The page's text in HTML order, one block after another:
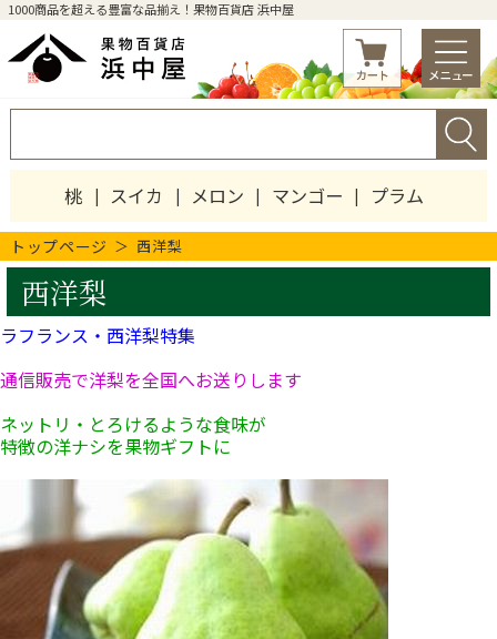
1000商品を超える豊富な品揃え！果物百貨店 浜中屋
桃 スイカ メロン マンゴー プラム
トップページ 西洋梨
西洋梨
ラフランス・西洋梨特集
通信販売で洋梨を全国へお送りします
ネットリ・とろけるような食味が
特徴の洋ナシを果物ギフトに